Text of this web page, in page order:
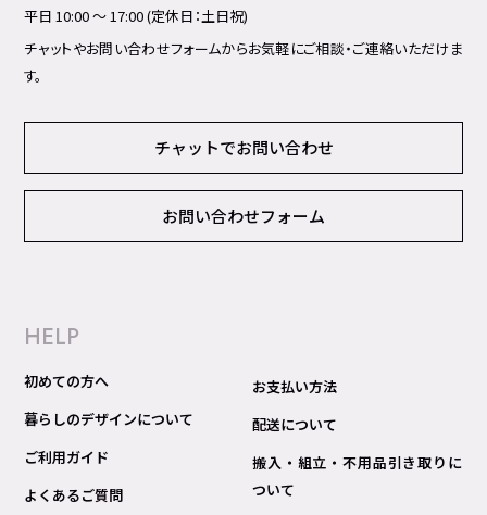
平日 10:00 ～ 17:00 (定休日：土日祝)
チャットやお問い合わせフォームからお気軽にご相談・ご連絡いただけま
す。
チャットでお問い合わせ
お問い合わせフォーム
HELP
初めての方へ
暮らしのデザインについて
ご利用ガイド
よくあるご質問
お支払い方法
配送について
搬入・組立・不用品引き取りに
ついて